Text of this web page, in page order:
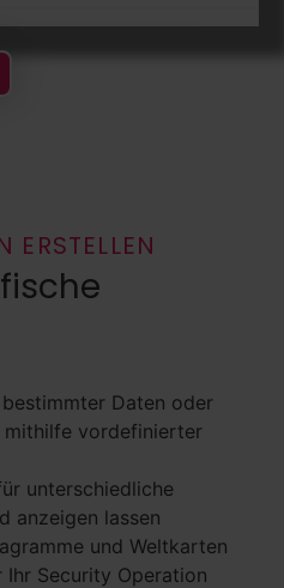
ERSTELLEN
Daten oder
mithilfe vordefinierter
unterschiedliche
anzeigen lassen
und Weltkarten
Security Operation